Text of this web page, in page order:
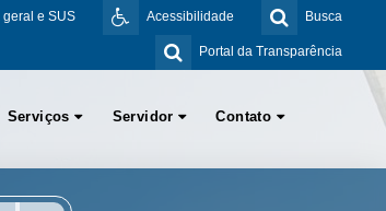
Busca
Acessibilidade
e SUS
Portal da Transparência
Serviços Servidor Contato